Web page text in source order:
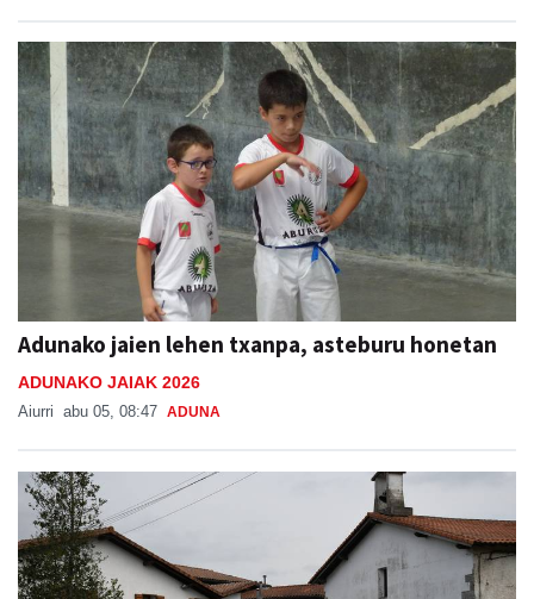
Adunako jaien lehen txanpa, asteburu honetan
ADUNAKO JAIAK 2026
Aiurri abu 05, 08:47 ADUNA